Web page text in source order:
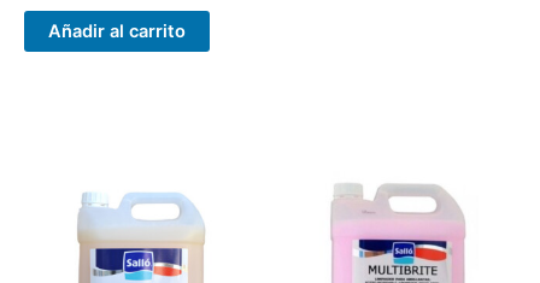
Añadir al carrito